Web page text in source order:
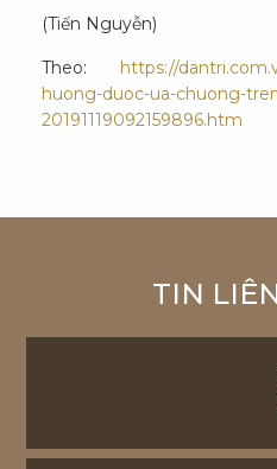
(Tiến Nguyễn)
Theo:
https://
huong-duoc-ua-chuong-
20191119092159896.htm
TIN